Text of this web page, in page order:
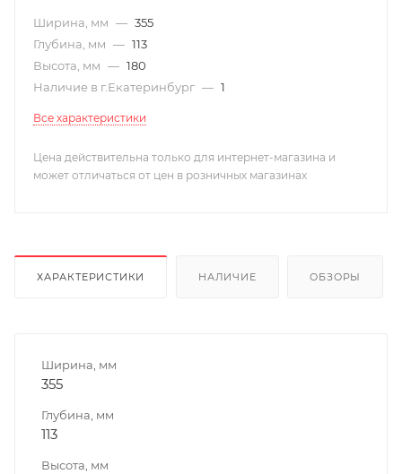
Ширина, мм — 355
Глубина, мм — 113
Высота, мм — 180
Наличие в г.Екатеринбург — 1
Все характеристики
Цена действительна только для интернет-магазина и
может отличаться от цен в розничных магазинах
ХАРАКТЕРИСТИКИ НАЛИЧИЕ ОБЗОРЫ
Ширина, мм
355
Глубина, мм
113
Высота, мм